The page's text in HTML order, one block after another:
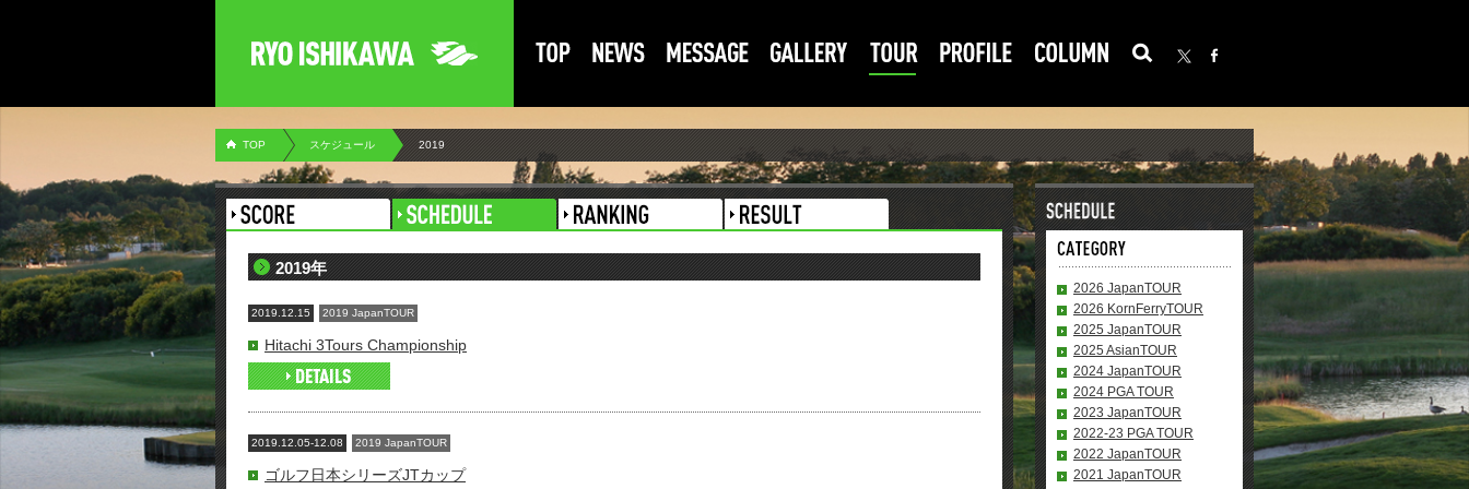
TOP スケジュール 2019
2019年
2019.12.15 2019 JapanTOUR
Hitachi 3Tours Championship
2019.12.05-12.08 2019 JapanTOUR
ゴルフ日本シリーズJTカップ
2026 JapanTOUR
2026 KornFerryTOUR
2025 JapanTOUR
2025 AsianTOUR
2024 JapanTOUR
2024 PGA TOUR
2023 JapanTOUR
2022-23 PGA TOUR
2022 JapanTOUR
2021 JapanTOUR